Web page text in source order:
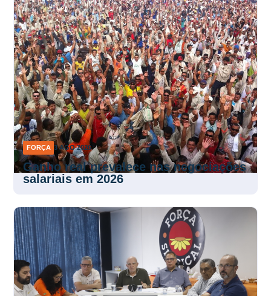
FORÇA 3 AGO 2026
Ganho real prevalece nas negociações
salariais em 2026